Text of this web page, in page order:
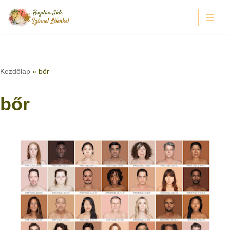
Skip
Kezdőlap » bőr
bőr